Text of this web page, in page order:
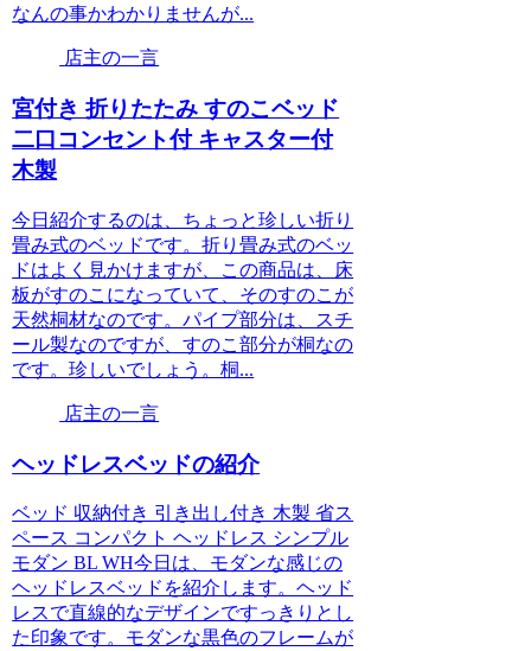
なんの事かわかりませんが...
店主の一言
宮付き 折りたたみ すのこベッド
二口コンセント付 キャスター付
木製
今日紹介するのは、ちょっと珍しい折り
畳み式のベッドです。折り畳み式のベッ
ドはよく見かけますが、この商品は、床
板がすのこになっていて、そのすのこが
天然桐材なのです。パイプ部分は、スチ
ール製なのですが、すのこ部分が桐なの
です。珍しいでしょう。桐...
店主の一言
ヘッドレスベッドの紹介
ベッド 収納付き 引き出し付き 木製 省ス
ペース コンパクト ヘッドレス シンプル
モダン BL WH今日は、モダンな感じの
ヘッドレスベッドを紹介します。ヘッド
レスで直線的なデザインですっきりとし
た印象です。モダンな黒色のフレームが